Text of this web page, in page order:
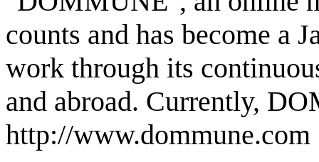
counts and has become a
work through its
and abroad. Currently,
http://www.dommune.com